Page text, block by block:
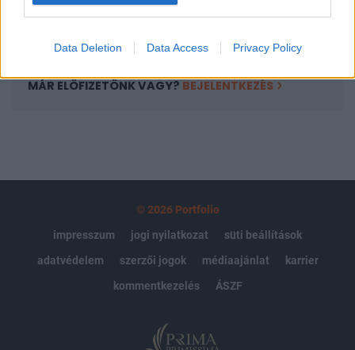
Data Deletion Data Access Privacy Policy
MÁR ELŐFIZETŐNK VAGY? BEJELENTKEZÉS
© 2026 Portfolio
impresszum
jogi nyilatkozat
süti beállítások
adatvédelem
szerzői jogok médiaajánlat
karrier
kommentkezelés
ÁSZF